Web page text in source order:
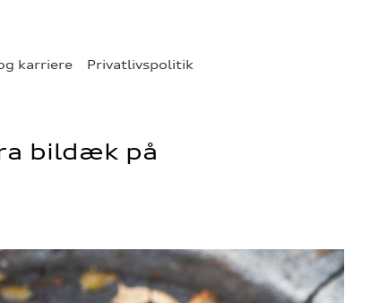
karriere Privatlivspolitik
bildæk på